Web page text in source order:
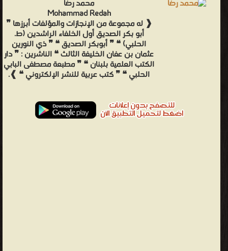
محمد رضا
Mohammad Redah
❰ له مجموعة من الإنجازات والمؤلفات أبرزها ❞
أبو بكر الصديق أول الخلفاء الراشدين (ط.
الحلبي) ❝ ❞ أبوبكر الصديق ❝ ❞ ذي النورين
عثمان بن عفان الخليفة الثالث ❝ الناشرين : ❞ دار
الكتب العلمية بلبنان ❝ ❞ مطبعة مصطفى البابي
الحلبي ❝ ❞ كتب عربية للنشر الإلكتروني ❝ ❱.